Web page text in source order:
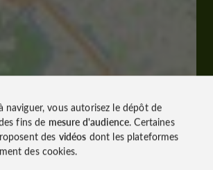
naviguer, vous autorisez le dépôt de
fins de mesure d'audience. Certaines
des vidéos dont les plateformes
des cookies.